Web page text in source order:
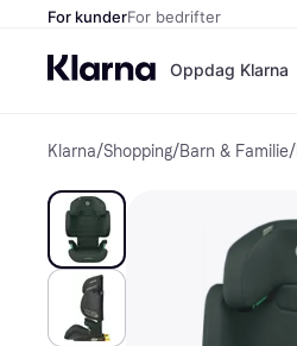
For kunderFor bedrifter
Oppdag Klarna
Klarna/Shopping/Barn & Familie/